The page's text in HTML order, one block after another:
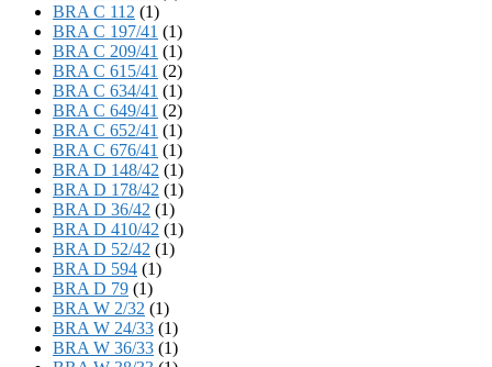
BRA C 112 (1)
BRA C 197/41 (1)
BRA C 209/41 (1)
BRA C 615/41 (2)
BRA C 634/41 (1)
BRA C 649/41 (2)
BRA C 652/41 (1)
BRA C 676/41 (1)
BRA D 148/42 (1)
BRA D 178/42 (1)
BRA D 36/42 (1)
BRA D 410/42 (1)
BRA D 52/42 (1)
BRA D 594 (1)
BRA D 79 (1)
BRA W 2/32 (1)
BRA W 24/33 (1)
BRA W 36/33 (1)